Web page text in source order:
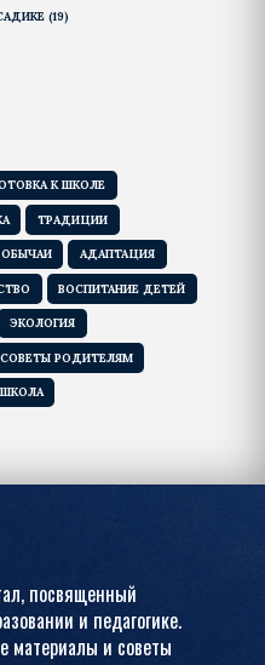
(19)
К ШКОЛЕ
ТРАДИЦИИ
ОБЫЧАИ АДАПТАЦИЯ
ВОСПИТАНИЕ ДЕТЕЙ
ЭКОЛОГИЯ
СОВЕТЫ РОДИТЕЛЯМ
ШКОЛА
посвященный
и педагогике.
материалы и советы